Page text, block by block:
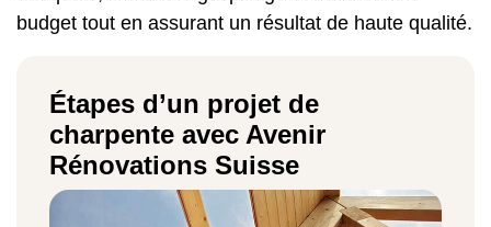
budget tout en assurant un résultat de haute qualité.
Étapes d’un projet de
charpente avec Avenir
Rénovations Suisse